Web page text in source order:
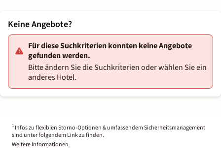
Keine Angebote?
Für diese Suchkriterien konnten keine Angebote
gefunden werden.
Bitte ändern Sie die Suchkriterien oder wählen Sie ein
anderes Hotel.
1 Infos zu flexiblen Storno-Optionen & umfassendem Sicherheitsmanagement
sind unter folgendem Link zu finden.
Weitere Informationen